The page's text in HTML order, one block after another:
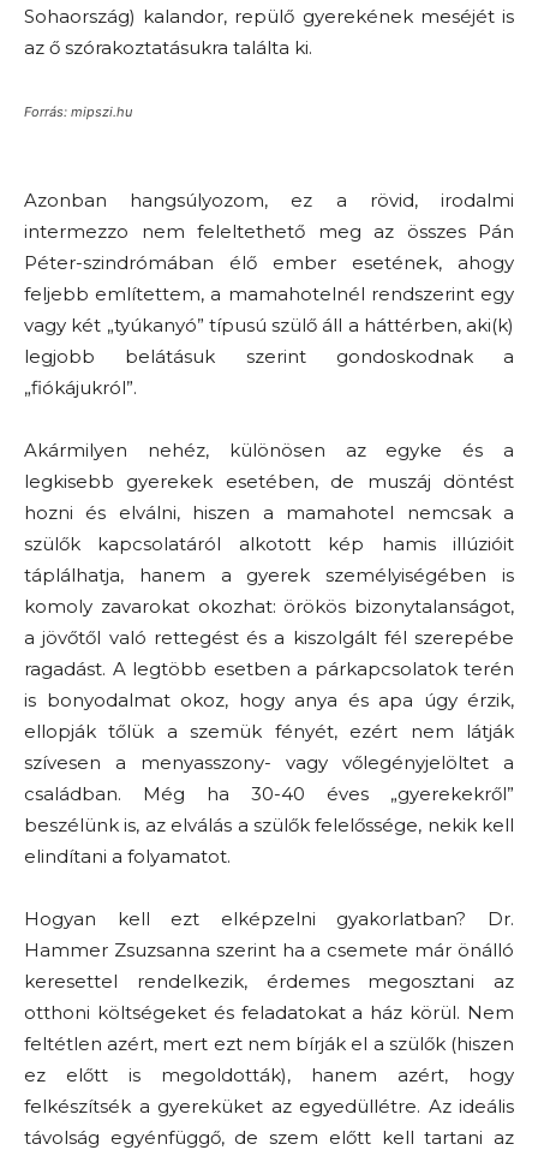
Sohaország) kalandor, repülő gyerekének meséjét is
az ő szórakoztatásukra találta ki.
Forrás: mipszi.hu
Azonban hangsúlyozom, ez a rövid, irodalmi
intermezzo nem feleltethető meg az összes Pán
Péter-szindrómában élő ember esetének, ahogy
feljebb említettem, a mamahotelnél rendszerint egy
vagy két „tyúkanyó” típusú szülő áll a háttérben, aki(k)
legjobb belátásuk szerint gondoskodnak a
„fiókájukról”.
Akármilyen nehéz, különösen az egyke és a
legkisebb gyerekek esetében, de muszáj döntést
hozni és elválni, hiszen a mamahotel nemcsak a
szülők kapcsolatáról alkotott kép hamis illúzióit
táplálhatja, hanem a gyerek személyiségében is
komoly zavarokat okozhat: örökös bizonytalanságot,
a jövőtől való rettegést és a kiszolgált fél szerepébe
ragadást. A legtöbb esetben a párkapcsolatok terén
is bonyodalmat okoz, hogy anya és apa úgy érzik,
ellopják tőlük a szemük fényét, ezért nem látják
szívesen a menyasszony- vagy vőlegényjelöltet a
családban. Még ha 30-40 éves „gyerekekről”
beszélünk is, az elválás a szülők felelőssége, nekik kell
elindítani a folyamatot.
Hogyan kell ezt elképzelni gyakorlatban? Dr.
Hammer Zsuzsanna szerint ha a csemete már önálló
keresettel rendelkezik, érdemes megosztani az
otthoni költségeket és feladatokat a ház körül. Nem
feltétlen azért, mert ezt nem bírják el a szülők (hiszen
ez előtt is megoldották), hanem azért, hogy
felkészítsék a gyereküket az egyedüllétre. Az ideális
távolság egyénfüggő, de szem előtt kell tartani az